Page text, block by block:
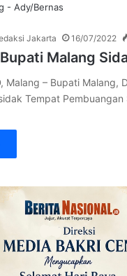
- Ady/Bernas
Jakarta 16/07/2022
Malang
Malang – Bupati Malang,
Tempat Pembuangan